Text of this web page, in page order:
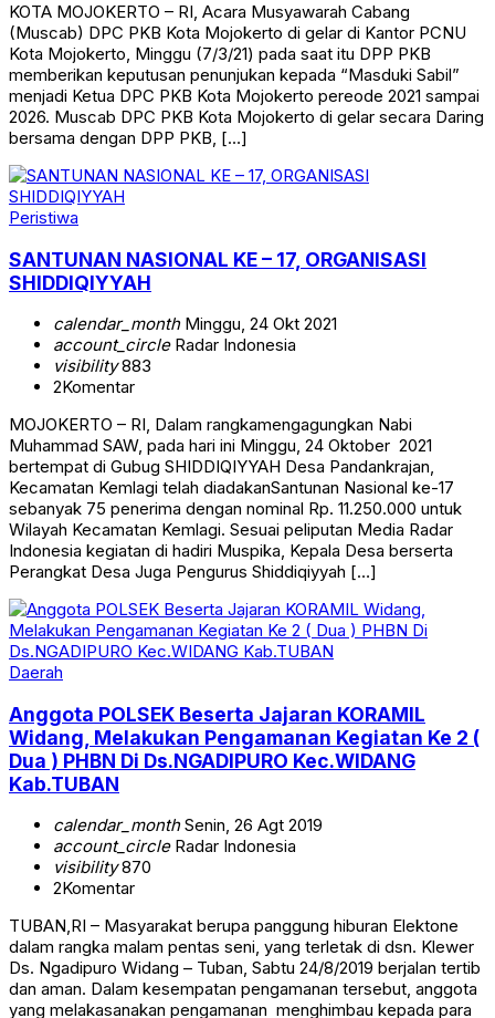
KOTA MOJOKERTO – RI, Acara Musyawarah Cabang
(Muscab) DPC PKB Kota Mojokerto di gelar di Kantor PCNU
Kota Mojokerto, Minggu (7/3/21) pada saat itu DPP PKB
memberikan keputusan penunjukan kepada “Masduki Sabil”
menjadi Ketua DPC PKB Kota Mojokerto pereode 2021 sampai
2026. Muscab DPC PKB Kota Mojokerto di gelar secara Daring
bersama dengan DPP PKB, […]
Peristiwa
SANTUNAN NASIONAL KE – 17, ORGANISASI
SHIDDIQIYYAH
calendar_monthMinggu, 24 Okt 2021
account_circleRadar Indonesia
visibility883
2Komentar
MOJOKERTO – RI, Dalam rangkamengagungkan Nabi
Muhammad SAW, pada hari ini Minggu, 24 Oktober 2021
bertempat di Gubug SHIDDIQIYYAH Desa Pandankrajan,
Kecamatan Kemlagi telah diadakanSantunan Nasional ke-17
sebanyak 75 penerima dengan nominal Rp. 11.250.000 untuk
Wilayah Kecamatan Kemlagi. Sesuai peliputan Media Radar
Indonesia kegiatan di hadiri Muspika, Kepala Desa berserta
Perangkat Desa Juga Pengurus Shiddiqiyyah […]
Daerah
Anggota POLSEK Beserta Jajaran KORAMIL
Widang, Melakukan Pengamanan Kegiatan Ke 2 (
Dua ) PHBN Di Ds.NGADIPURO Kec.WIDANG
Kab.TUBAN
calendar_monthSenin, 26 Agt 2019
account_circleRadar Indonesia
visibility870
2Komentar
TUBAN,RI – Masyarakat berupa panggung hiburan Elektone
dalam rangka malam pentas seni, yang terletak di dsn. Klewer
Ds. Ngadipuro Widang – Tuban, Sabtu 24/8/2019 berjalan tertib
dan aman. Dalam kesempatan pengamanan tersebut, anggota
yang melakasanakan pengamanan menghimbau kepada para